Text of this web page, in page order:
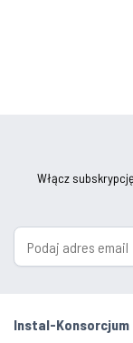
Włącz
Instal-Konsorcjum